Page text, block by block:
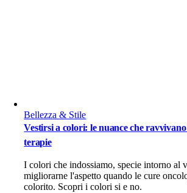
Bellezza & Stile
Vestirsi a colori: le nuance che
terapie
I colori che indossiamo, specie intorno al
migliorarne l'aspetto quando le cure
colorito. Scopri i colori si e no.